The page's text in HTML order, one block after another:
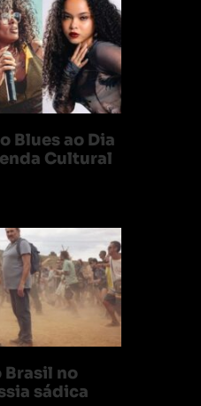
Blues ao Dia
Cultural
Brasil no
sádica